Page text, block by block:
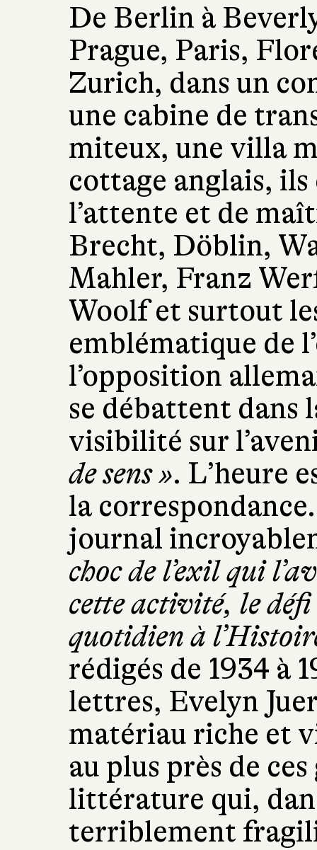
De Berlin à
Prague, Paris,
Zurich, dans un
une cabine de
miteux, une villa
cottage anglais,
l’attente et de
Brecht, Döblin,
Mahler, Franz
Woolf et surtout
emblématique de
l’opposition
se débattent dans
visibilité sur
de sens ». L’heure
la
journal
choc de l’exil qui
cette activité, le
quotidien à
rédigés de 1934 à
lettres, Evelyn
matériau riche et
au plus près de
littérature qui,
terriblement